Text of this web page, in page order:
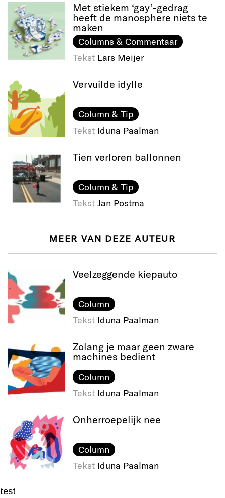
Met stiekem ‘gay’-gedrag
heeft de manosphere niets te
maken
Columns & Commentaar
Tekst Lars Meijer
Vervuilde idylle
Column & Tip
Tekst Iduna Paalman
Tien verloren ballonnen
Column & Tip
Tekst Jan Postma
MEER VAN DEZE AUTEUR
Veelzeggende kiepauto
Column
Tekst Iduna Paalman
Zolang je maar geen zware
machines bedient
Column
Tekst Iduna Paalman
Onherroepelijk nee
Column
Tekst Iduna Paalman
test